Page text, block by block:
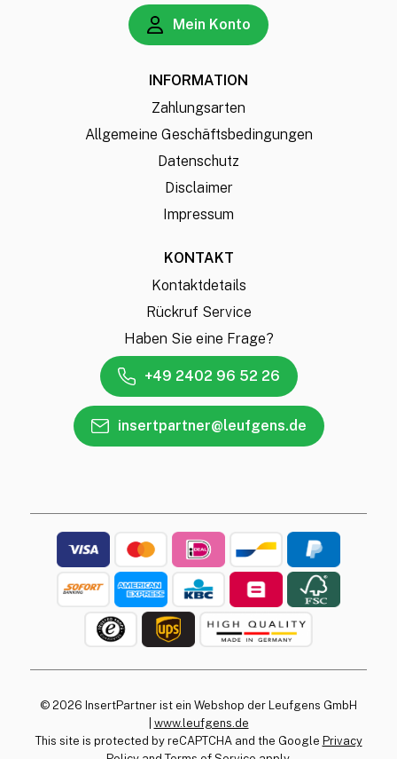
Mein Konto
INFORMATION
Zahlungsarten
Allgemeine Geschäftsbedingungen
Datenschutz
Disclaimer
Impressum
KONTAKT
Kontaktdetails
Rückruf Service
Haben Sie eine Frage?
+49 2402 96 52 26
insertpartner@leufgens.de
© 2026 InsertPartner ist ein Webshop der Leufgens GmbH
www.leufgens.de
This site is protected by reCAPTCHA and the Google Privacy